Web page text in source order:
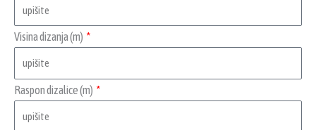
Visina dizanja (m)
Raspon dizalice (m)